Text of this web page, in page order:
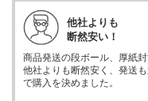
他社よりも
断然安い！
商品発送の段ボール、厚紙
他社よりも断然安く、発送
で購入を決めました。